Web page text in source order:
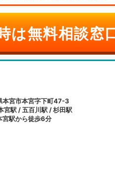
は無料相談窓
本宮市本宮字下町47-3
宮駅 / 五百川駅 / 杉田駅
宮駅から徒歩6分